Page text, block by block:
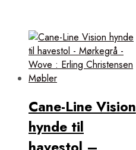
Cane-Line Vision
hynde til